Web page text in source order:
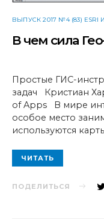
ВЫПУСК 2017 №4 (83) ESRI И
В чем сила
Простые ГИС-
задач Кристиан
of Apps В мире
особое место
используются
ЧИТАТЬ
ПОДЕЛИТЬСЯ